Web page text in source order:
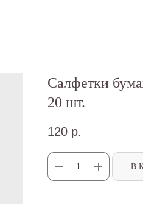
Салфетки
20 шт.
120 р.
В